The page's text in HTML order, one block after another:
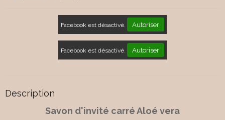
Facebook est désactivé. Autoriser
Facebook est désactivé. Autoriser
Description
Savon d'invité carré Aloé vera